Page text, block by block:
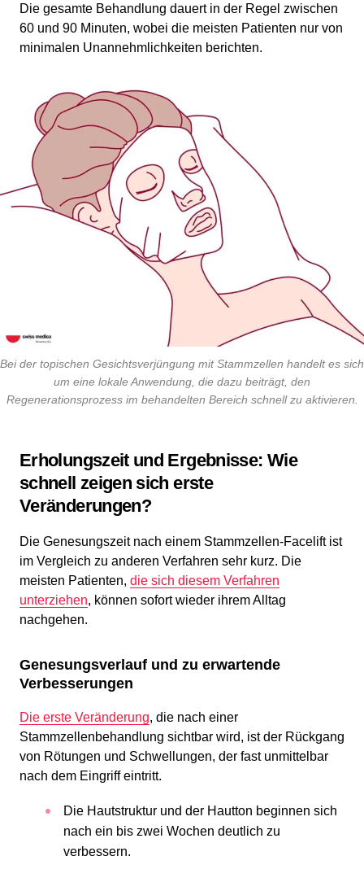
Die gesamte Behandlung dauert in der Regel zwischen
60 und 90 Minuten, wobei die meisten Patienten nur von
minimalen Unannehmlichkeiten berichten.
Bei der topischen Gesichtsverjüngung mit Stammzellen handelt es sich
um eine lokale Anwendung, die dazu beiträgt, den
Regenerationsprozess im behandelten Bereich schnell zu aktivieren
Erholungszeit und Ergebnisse: Wie
schnell zeigen sich erste
Veränderungen?
Die Genesungszeit nach einem Stammzellen-Facelift ist
im Vergleich zu anderen Verfahren sehr kurz. Die
meisten Patienten, die sich diesem Verfahren
unterziehen, können sofort wieder ihrem Alltag
nachgehen.
Genesungsverlauf und zu erwartende
Verbesserungen
Die erste Veränderung, die nach einer
Stammzellenbehandlung sichtbar wird, ist der Rückgang
von Rötungen und Schwellungen, der fast unmittelbar
nach dem Eingriff eintritt.
Die Hautstruktur und der Hautton beginnen sich
nach ein bis zwei Wochen deutlich zu
verbessern.